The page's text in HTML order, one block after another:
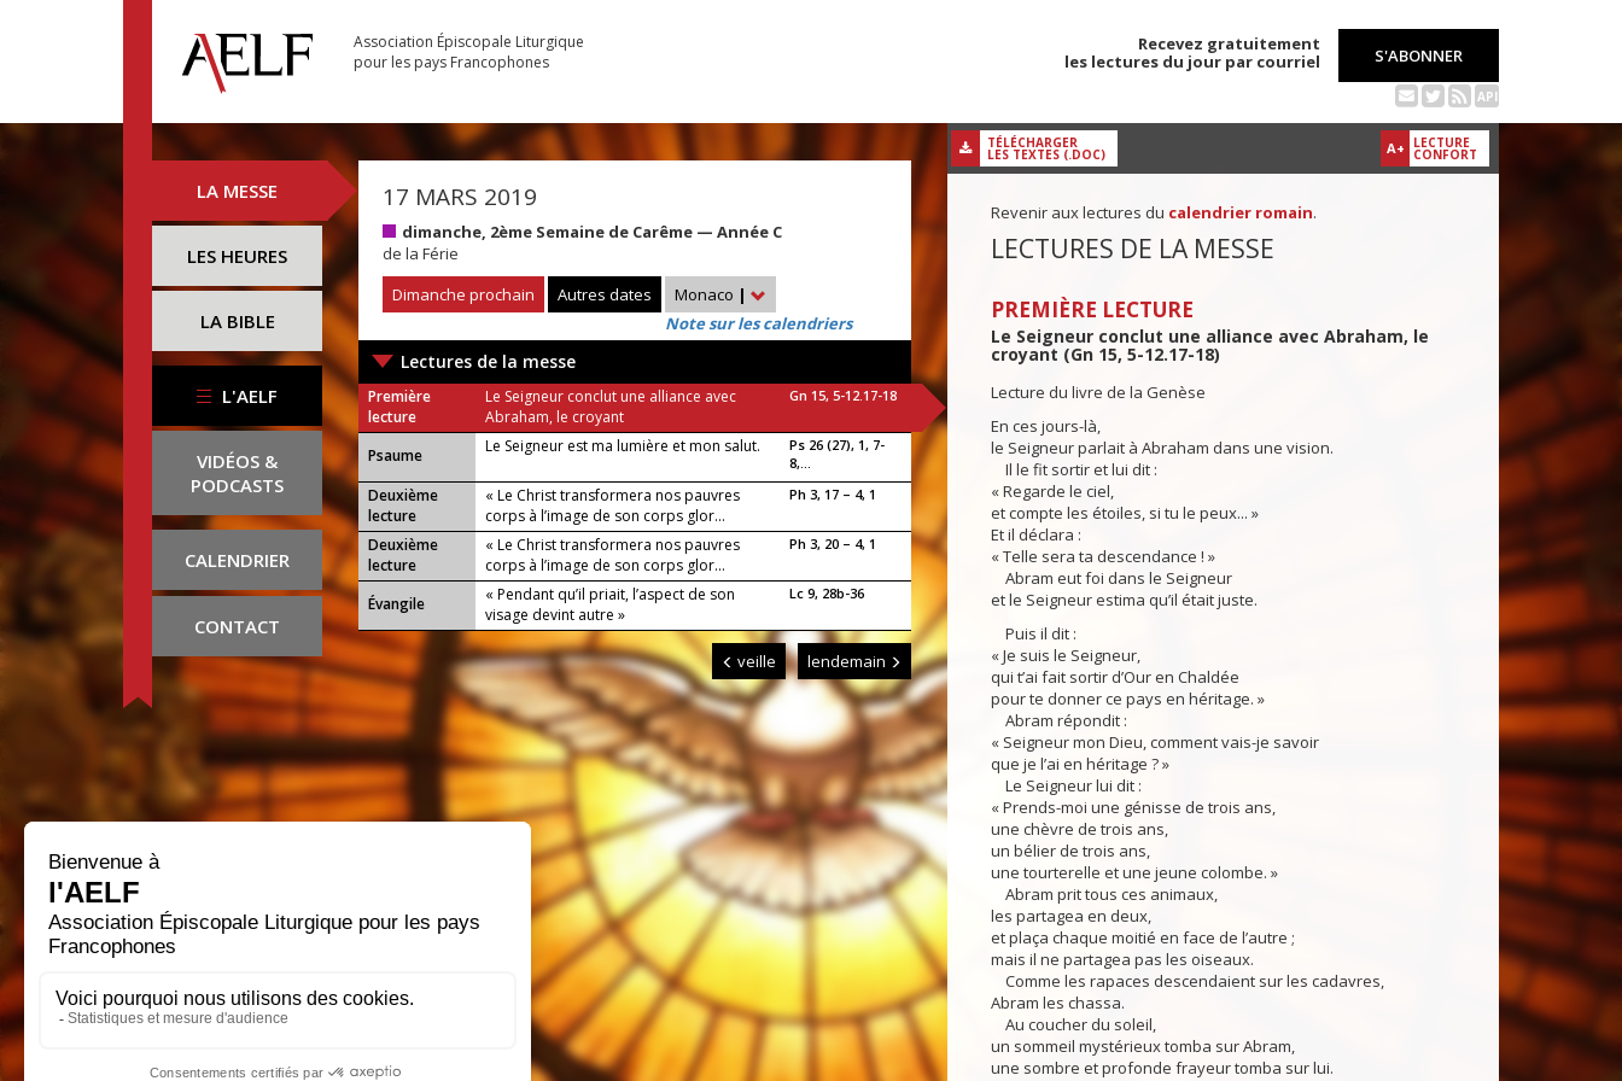
Association Épiscopale Liturgique
pour les pays Francophones
Recevez gratuitement
les lectures du jour par courriel
S'ABONNER
API
LA MESSE
LES HEURES
LA BIBLE
L'AELF
VIDÉOS &
PODCASTS
CALENDRIER
CONTACT
17 MARS 2019
dimanche, 2ème Semaine de Carême — Année C
de la Férie
Dimanche prochain
Autres dates Monaco |
Note sur les calendriers
Lectures de la messe
Première
lecture
Le Seigneur conclut une alliance avec
Abraham, le croyant
Gn 15, 5-12.17-18
Psaume Le Seigneur est ma lumière et mon salut.
Ps 26 (27), 1, 7-
8,...
Deuxième
lecture
« Le Christ transformera nos pauvres
corps à l’image de son corps glor...
Ph 3, 17 – 4, 1
Deuxième
lecture
« Le Christ transformera nos pauvres
corps à l’image de son corps glor...
Ph 3, 20 – 4, 1
Évangile
« Pendant qu’il priait, l’aspect de son
visage devint autre »
Lc 9, 28b-36
veille lendemain
A+ LECTURE
CONFORT
TÉLÉCHARGER
LES TEXTES (.DOC)
Revenir aux lectures du calendrier romain.
LECTURES DE LA MESSE
PREMIÈRE LECTURE
Le Seigneur conclut une alliance avec Abraham, le
croyant (Gn 15, 5-12.17-18)
Lecture du livre de la Genèse
En ces jours-là,
le Seigneur parlait à Abraham dans une vision.
Il le fit sortir et lui dit :
« Regarde le ciel,
et compte les étoiles, si tu le peux... »
Et il déclara :
« Telle sera ta descendance ! »
Abram eut foi dans le Seigneur
et le Seigneur estima qu’il était juste.
Puis il dit :
« Je suis le Seigneur,
qui t’ai fait sortir d’Our en Chaldée
pour te donner ce pays en héritage. »
Abram répondit :
« Seigneur mon Dieu, comment vais-je savoir
que je l’ai en héritage ? »
Le Seigneur lui dit :
« Prends-moi une génisse de trois ans,
une chèvre de trois ans,
un bélier de trois ans,
une tourterelle et une jeune colombe. »
Abram prit tous ces animaux,
les partagea en deux,
et plaça chaque moitié en face de l’autre ;
mais il ne partagea pas les oiseaux.
Comme les rapaces descendaient sur les cadavres,
Abram les chassa.
Au coucher du soleil,
un sommeil mystérieux tomba sur Abram,
une sombre et profonde frayeur tomba sur lui.